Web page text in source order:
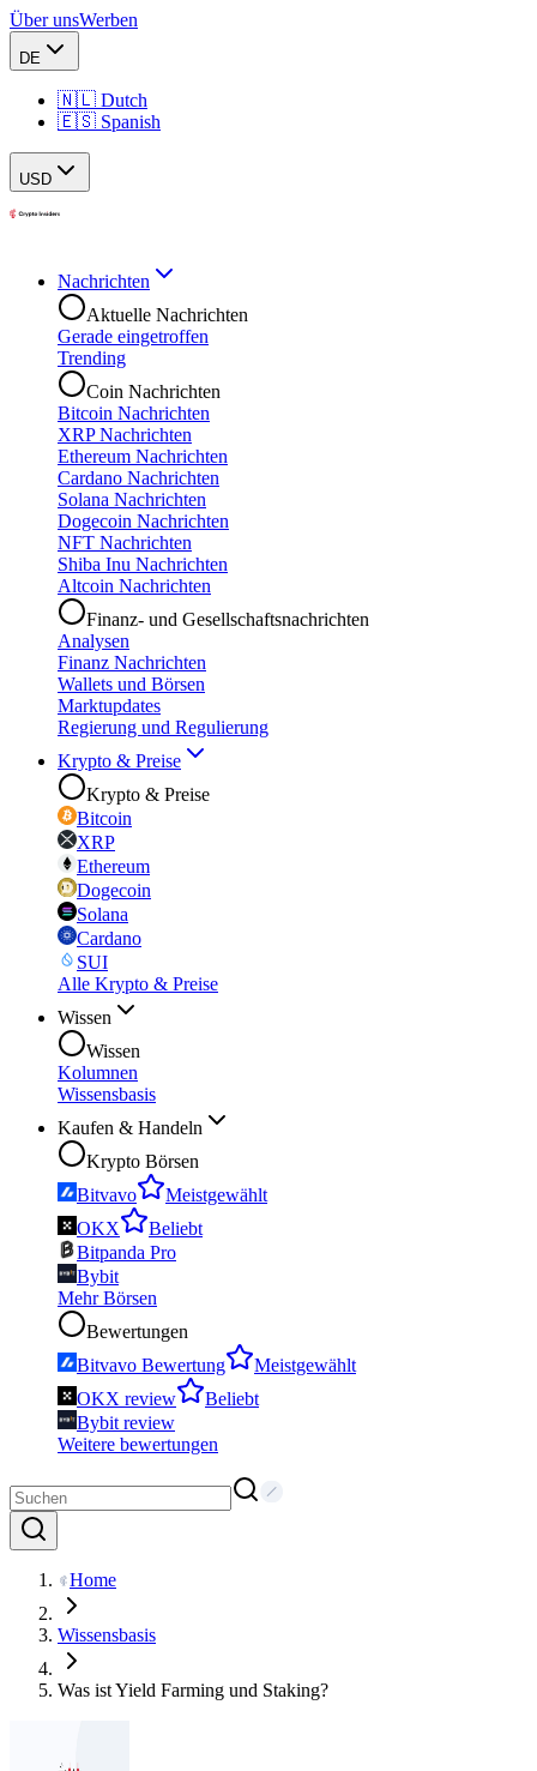
Über unsWerben
DE
🇳🇱 Dutch
🇪🇸 Spanish
USD
Nachrichten
Aktuelle Nachrichten
Gerade eingetroffen
Trending
Coin Nachrichten
Bitcoin Nachrichten
XRP Nachrichten
Ethereum Nachrichten
Cardano Nachrichten
Solana Nachrichten
Dogecoin Nachrichten
NFT Nachrichten
Shiba Inu Nachrichten
Altcoin Nachrichten
Finanz- und Gesellschaftsnachrichten
Analysen
Finanz Nachrichten
Wallets und Börsen
Marktupdates
Regierung und Regulierung
Krypto & Preise
Krypto & Preise
Bitcoin
XRP
Ethereum
Dogecoin
Solana
Cardano
SUI
Alle Krypto & Preise
Wissen
Wissen
Kolumnen
Wissensbasis
Kaufen & Handeln
Krypto Börsen
Bitvavo
Meistgewählt
OKX
Beliebt
Bitpanda Pro
Bybit
Mehr Börsen
Bewertungen
Bitvavo Bewertung
Meistgewählt
OKX review
Beliebt
Bybit review
Weitere bewertungen
Home
Wissensbasis
Was ist Yield Farming und Staking?